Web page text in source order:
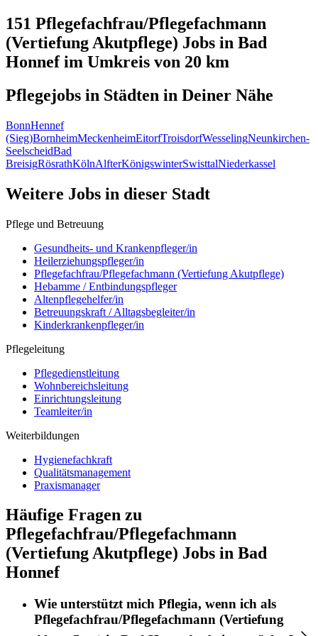
151 Pflegefachfrau/Pflegefachmann
(Vertiefung Akutpflege) Jobs in Bad
Honnefim Umkreis von 20 km
Pflegejobs in Städten in Deiner Nähe
BonnHennef
(Sieg)BornheimMeckenheimEitorfTroisdorfWesselingNeunkirchen-
SeelscheidBad
BreisigRösrathKölnAlfterKönigswinterSwisttalNiederkassel
Weitere Jobs in dieser Stadt
Pflege und Betreuung
Gesundheits- und Krankenpfleger/in
Heilerziehungspfleger/in
Pflegefachfrau/Pflegefachmann (Vertiefung Akutpflege)
Hebamme / Entbindungspfleger
Altenpflegehelfer/in
Betreuungskraft / Alltagsbegleiter/in
Kinderkrankenpfleger/in
Pflegeleitung
Pflegedienstleitung
Wohnbereichsleitung
Einrichtungsleitung
Teamleiter/in
Weiterbildungen
Hygienefachkraft
Qualitätsmanagement
Praxismanager
Häufige Fragen zu
Pflegefachfrau/Pflegefachmann
(Vertiefung Akutpflege) Jobs in Bad
Honnef
Wie unterstützt mich Pflegia, wenn ich als
Pflegefachfrau/Pflegefachmann (Vertiefung